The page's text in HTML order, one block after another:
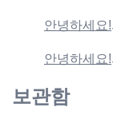
안녕하세요!
안녕하세요!
보관함